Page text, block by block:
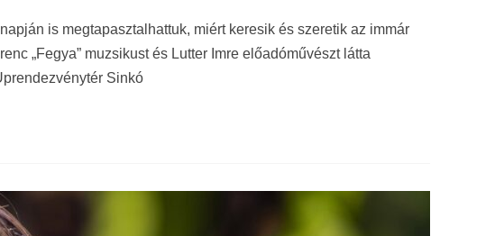
is megtapasztalhattuk, miért keresik és szeretik az immár
„Fegya” muzsikust és Lutter Imre előadóművészt látta
Sinkó